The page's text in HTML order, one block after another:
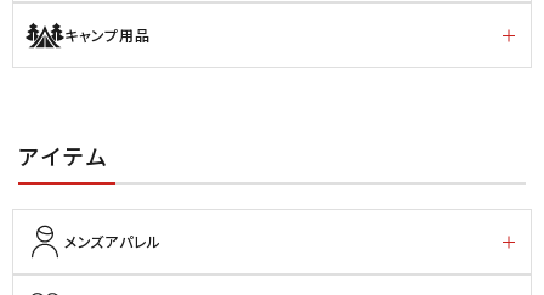
キャンプ用品
アイテム
メンズアパレル